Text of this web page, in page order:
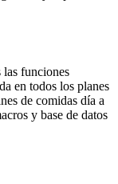
las funciones
en todos los planes
de comidas día a
y base de datos